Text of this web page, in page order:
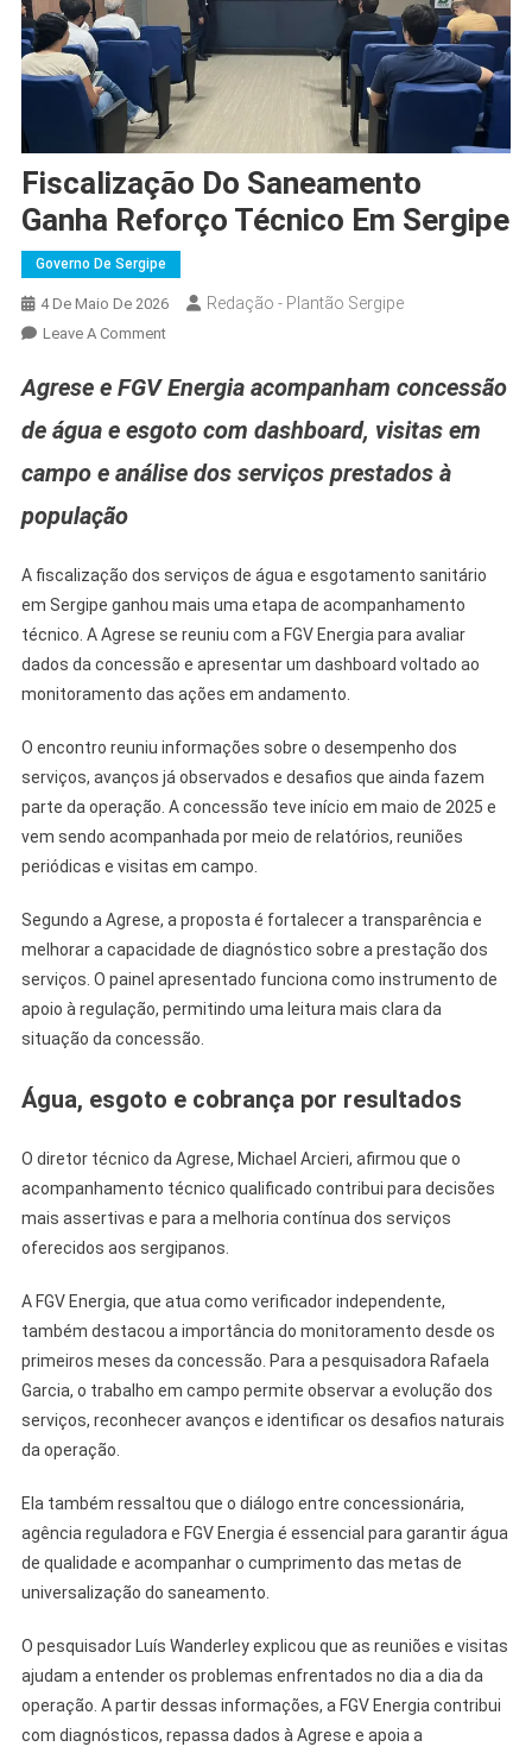
Fiscalização Do Saneamento
Ganha Reforço Técnico Em Sergipe
Governo De Sergipe
4 De Maio De 2026 Redação - Plantão Sergipe
Leave A CommentOn
Do
Ganha
Reforço
Agrese e FGV Energia acompanham concessão
de água e esgoto com dashboard, visitas em
campo e análise dos serviços prestados à
população
A fiscalização dos serviços de água e esgotamento sanitário
em Sergipe ganhou mais uma etapa de acompanhamento
técnico. A Agrese se reuniu com a FGV Energia para avaliar
dados da concessão e apresentar um dashboard voltado ao
monitoramento das ações em andamento.
O encontro reuniu informações sobre o desempenho dos
serviços, avanços já observados e desafios que ainda fazem
parte da operação. A concessão teve início em maio de 2025 e
vem sendo acompanhada por meio de relatórios, reuniões
periódicas e visitas em campo.
Segundo a Agrese, a proposta é fortalecer a transparência e
melhorar a capacidade de diagnóstico sobre a prestação dos
serviços. O painel apresentado funciona como instrumento de
apoio à regulação, permitindo uma leitura mais clara da
situação da concessão.
Água, esgoto e cobrança por resultados
O diretor técnico da Agrese, Michael Arcieri, afirmou que o
acompanhamento técnico qualificado contribui para decisões
mais assertivas e para a melhoria contínua dos serviços
oferecidos aos sergipanos.
A FGV Energia, que atua como verificador independente,
também destacou a importância do monitoramento desde os
primeiros meses da concessão. Para a pesquisadora Rafaela
Garcia, o trabalho em campo permite observar a evolução dos
serviços, reconhecer avanços e identificar os desafios naturais
da operação.
Ela também ressaltou que o diálogo entre concessionária,
agência reguladora e FGV Energia é essencial para garantir água
de qualidade e acompanhar o cumprimento das metas de
universalização do saneamento.
O pesquisador Luís Wanderley explicou que as reuniões e visitas
ajudam a entender os problemas enfrentados no dia a dia da
operação. A partir dessas informações, a FGV Energia contribui
com diagnósticos, repassa dados à Agrese e apoia a